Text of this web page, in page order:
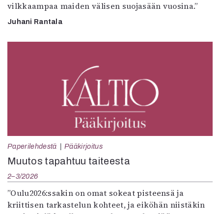
vilkkaampaa maiden välisen suojasään vuosina.”
Juhani Rantala
Paperilehdestä Pääkirjoitus
Muutos tapahtuu taiteesta
2–3/2026
”Oulu2026:ssakin on omat sokeat pisteensä ja
kriittisen tarkastelun kohteet, ja eiköhän niistäkin